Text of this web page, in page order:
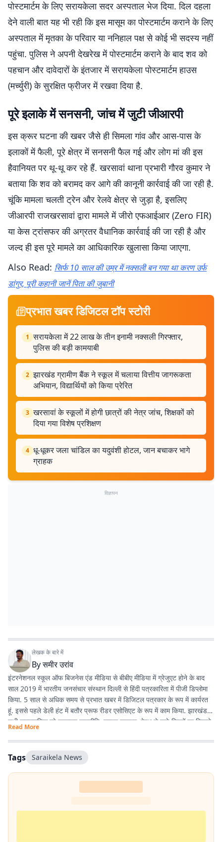
पोस्टमार्टम के लिए सरायकेला सदर अस्पताल भेज दिया. दिल दहला
देने वाली बात यह भी रही कि इस मासूम का पोस्टमार्टम कराने के लिए
अस्पताल में मृतका के परिवार या ननिहाल पक्ष से कोई भी सदस्य नहीं
पहुंचा. पुलिस ने अपनी देखरेख में पोस्टमार्टम कराने के बाद शव को
पहचान और दावेदारों के इंतजार में सरायकेला पोस्टमार्टम हाउस
(मर्च्युरी) के सुरक्षित फ्रीजर में रखवा दिया है.
पूरे इलाके में सनसनी, जांच में जुटी जीआरपी
इस क्रूर घटना की खबर जैसे ही सिमला गांव और आस-पास के
इलाकों में फैली, पूरे क्षेत्र में सनसनी फैल गई और लोग मां की इस
हैवानियत पर थू-थू कर रहे हैं. खरसावां थाना प्रभारी गौरव कुमार ने
बताया कि शव को बरामद कर आगे की कानूनी कार्रवाई की जा रही है.
चूंकि मामला चलती ट्रेन और रेलवे क्षेत्र से जुड़ा है, इसलिए
जीआरपी राजखरसावां द्वारा मामले में जीरो एफआईआर (Zero FIR)
या केस ट्रांसफर की अग्रतर वैधानिक कार्रवाई की जा रही है और
जल्द ही इस पूरे मामले का आधिकारिक खुलासा किया जाएगा.
Also Read: सिर्फ 10 साल की उम्र में नक्सली बन गया था करण उर्फ
डांगुर, पूरी कहानी जानें पिता की जुबानी
प्रभात खबर डिजिटल टॉप स्टोरी
1 सरायकेला में 22 लाख के तीन इनामी नक्सली गिरफ्तार,
पुलिस की बड़ी कामयाबी
2 झारखंड ग्रामीण बैंक ने स्कूल में चलाया वित्तीय जागरूकता
अभियान, विद्यार्थियों को किया प्रेरित
3 खरसावां के स्कूलों में होगी छात्रों की नेत्र जांच, शिक्षकों को
दिया गया विशेष प्रशिक्षण
4 धू-धूकर जला चांडिल का यदुवंशी होटल, जान बचाकर भागे
ग्राहक
विज्ञापन
लेखक के बारे में
Byसमीर उरांव
इंटरनेशनल स्कूल ऑफ बिजनेस एंड मीडिया से बीबीए मीडिया में ग्रेजुएट होने के बाद
साल 2019 में भारतीय जनसंचार संस्थान दिल्ली से हिंदी पत्रकारिता में पीजी डिप्लोमा
किया. 5 साल से अधिक समय से प्रभात खबर में डिजिटल पत्रकार के रूप में कार्यरत
हूं. इससे पहले डेली हंट में बतौर प्रूफ रीडर एसोसिएट के रूप में काम किया. झारखंड के
सभी समसामयिक मुद्दे खासकर राजनीति, लाइफ स्टाइल, हेल्थ से जुड़े विषयों पर लिखने
और पढ़ने में गहरी रुचि है. तीन साल से अधिक समय से झारखंड डेस्क पर काम कर रहा
हूं. फिर लंबे समय तक लाइफ स्टाइल के क्षेत्र में भी काम किया हूं. इसके अलावा स्पोर्ट्स
में भी गहरी रुचि है.
Read More
Tags Saraikela News